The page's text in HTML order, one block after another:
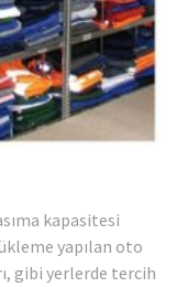
kapasitesi
yapılan oto
gibi yerlerde tercih